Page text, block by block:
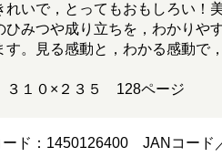
れいで，とってもおもしろい
ひみつや成り立ちを，わかりや
す。見る感動と，わかる感動で
３１０×２３５ 128ページ
ード：1450126400 JANコード